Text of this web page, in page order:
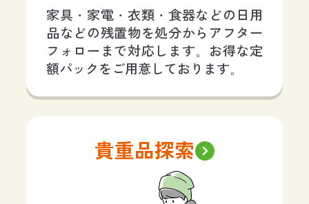
家具・家電・衣類・食器などの日用
品などの残置物を処分からアフター
フォローまで対応します。お得な定
額パックをご用意しております。
貴重品探索